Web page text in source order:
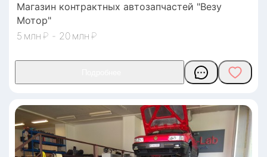
Магазин контрактных автозапчастей "Везу
Мотор"
5
₽ - 20 ₽